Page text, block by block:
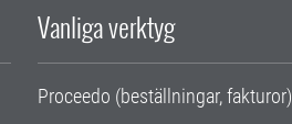
Vanliga verktyg
Proceedo (beställningar, fakturor)